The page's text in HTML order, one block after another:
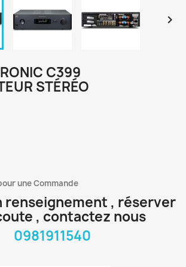

C399
STÉRÉO
une Commande
renseignement , réserver
, contactez nous
0981911540